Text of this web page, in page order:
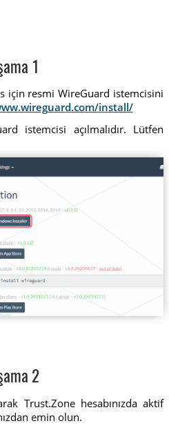
1
için resmi WireGuard istemcisini
install/
istemcisi açılmalıdır. Lütfen
2
Trust.Zone hesabınızda aktif
emin olun.